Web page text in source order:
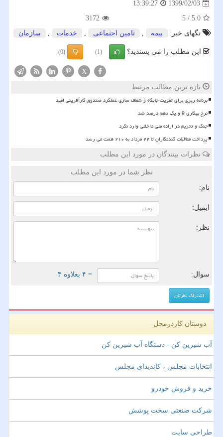
1399/02/03
13:39:27
5.0
/
5
3172
تگهای خبر:
بیمه , تامین اجتماعی , خدمات , سازمان
این مطلب را می پسندید؟ (1)
(0)
X
تازه ترین مطالب مرتبط
برنامه ریزی برای تقویت جایگاه و شفاف سازی عملکرد صندوق کارآفرینی امید
نرخ بیکاری 9 و یک دهم درصد شد
جنگ و تحریم در اراده ملی ما خللی وارد نکرد
پرداخت مطالبات گندمکاران تا ۲۲ مرداد به ۲۱۰ همت می رسد
نظرات بینندگان در مورد این مطلب
نظر شما در مورد این مطلب
نام:
ایمیل:
نظر:
سوال: = ۴ بعلاوه ۴
دوستان کاردرمحل
آب شیرین کن - دستگاه آب شیرین کن
انتخابات مجلس ، کاندیدای مجلس
خرید و فروش خودرو
شرکت صنعتی سخت پوشش
طراحی سایت